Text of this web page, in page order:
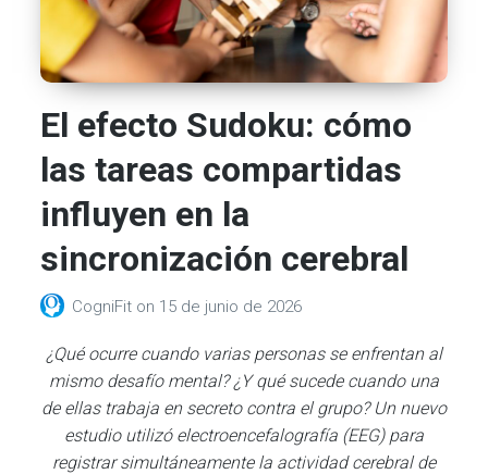
El efecto Sudoku: cómo
las tareas compartidas
influyen en la
sincronización cerebral
CogniFit on 15 de junio de 2026
¿Qué ocurre cuando varias personas se enfrentan al
mismo desafío mental? ¿Y qué sucede cuando una
de ellas trabaja en secreto contra el grupo? Un nuevo
estudio utilizó electroencefalografía (EEG) para
registrar simultáneamente la actividad cerebral de